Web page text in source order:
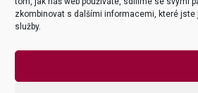
zkombinovat s dalšími informacemi, které
služby.